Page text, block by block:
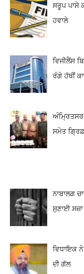
ਸਰੂਪ ਪਾਸੇ
ਹਵਾਲੇ
ਵਿਜੀਲੈਂਸ
ਰੰਗੇ ਹੱਥੀਂ
ਸਮੇਤ
ਨਾਬਾਲਗ
ਸੁਣਾਈ ਸਜ਼ਾ
ਵਿਧਾਇਕ
ਦੀ ਗੱਲ